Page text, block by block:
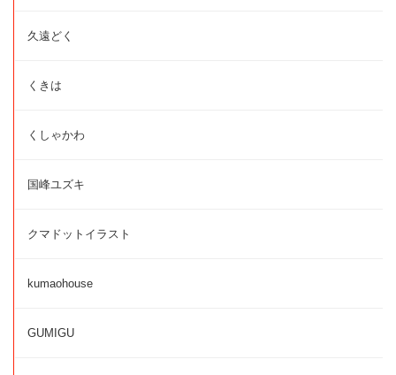
久遠どく
くきは
くしゃかわ
国峰ユズキ
クマドットイラスト
kumaohouse
GUMIGU